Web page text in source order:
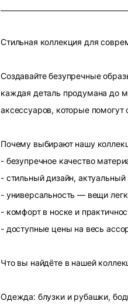
Стильная коллекция для
Создавайте безупречные
каждая деталь продумана до
аксессуаров, которые
Почему выбирают нашу
- безупречное качество
- стильный дизайн,
- универсальность — вещи
- комфорт в носке и
- доступные цены на весь
Что вы найдёте в нашей
Одежда: блузки и рубашки,